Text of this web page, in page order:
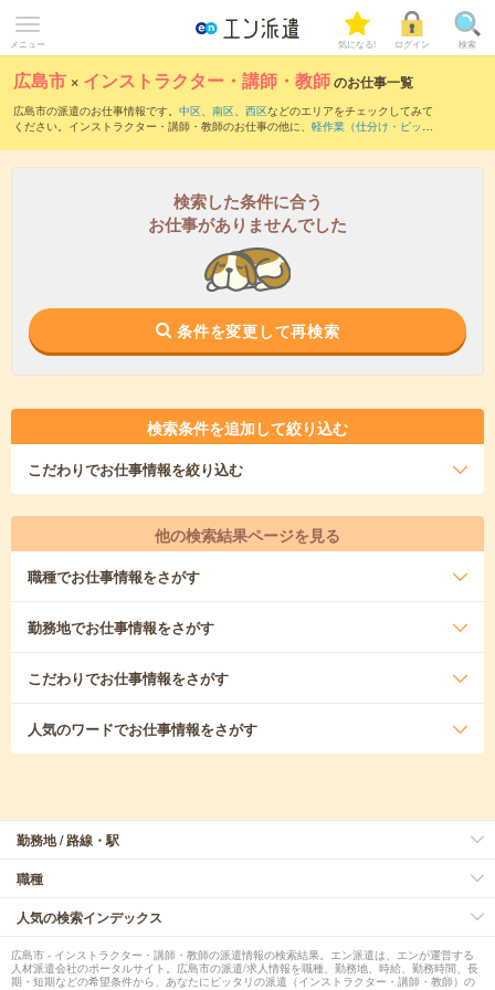
メニュー 気になる! ログイン 検索
広島市 × インストラクター・講師・教師のお仕事一覧
広島市の派遣のお仕事情報です。 中区、 南区、 西区などのエリアをチェックしてみて
ください。インストラクター・講師・教師のお仕事の他に、 軽作業（仕分け・ピッキ
り込んでいただけます。
検索した条件に合う
お仕事がありませんでした
条件を変更して再検索
検索条件を追加して絞り込む
こだわりでお仕事情報を絞り込む
他の検索結果ページを見る
職種でお仕事情報をさがす
勤務地でお仕事情報をさがす
こだわりでお仕事情報をさがす
人気のワードでお仕事情報をさがす
勤務地 / 路線・駅
職種
人気の検索インデックス
広島市 - インストラクター・講師・教師の派遣情報の検索結果。エン派遣は、エンが運営する
人材派遣会社のポータルサイト。広島市の派遣/求人情報を職種、勤務地、時給、勤務時間、長
期・短期などの希望条件から、あなたにピッタリの派遣（インストラクター・講師・教師）の